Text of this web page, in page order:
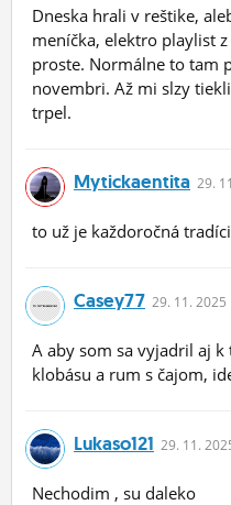
Dneska hrali v reštike,
meníčka, elektro playlist
proste. Normálne to tam
novembri. Až mi slzy
trpel.
Mytickaentita 29.
to už je každoročná
Casey77 29. 11. 2025
A aby som sa vyjadril aj
klobásu a rum s čajom,
Lukaso121 29. 11.
Nechodim , su daleko